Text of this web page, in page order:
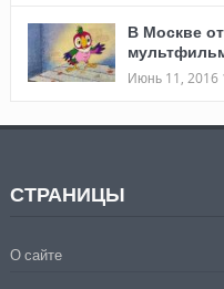
В Москве
Июнь 11, 2016
СТРАНИЦЫ
О сайте